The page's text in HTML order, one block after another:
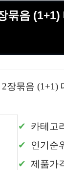
묶음
장묶음 (1+1)
카테고
인기순
제품가